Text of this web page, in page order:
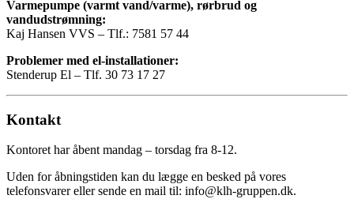
Varmepumpe (varmt vand/varme), rørbrud og
vandudstrømning:
Kaj Hansen VVS – Tlf.: 7581 57 44
Problemer med el-installationer:
Stenderup El – Tlf. 30 73 17 27
Kontakt
Kontoret har åbent mandag – torsdag fra 8-12.
Uden for åbningstiden kan du lægge en besked på vores
telefonsvarer eller sende en mail til: info@klh-gruppen.dk.